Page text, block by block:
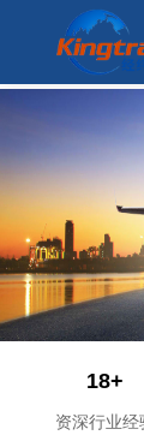
18+
资深行业经